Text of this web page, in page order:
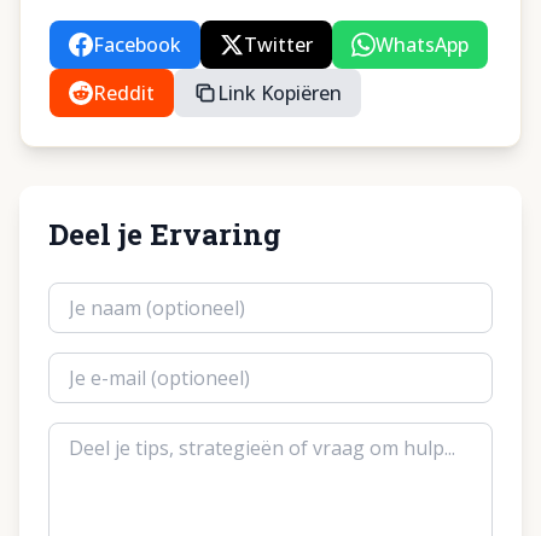
Facebook Twitter
WhatsApp
Reddit
Link Kopiëren
Deel je Ervaring